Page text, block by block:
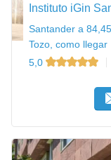
Instituto iGin
Santander a
Tozo, como llegar
5,0